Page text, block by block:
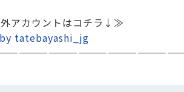
アカウントはコチラ↓≫
tatebayashi_jg